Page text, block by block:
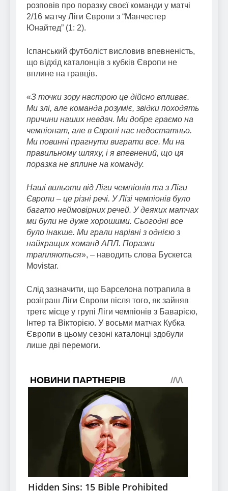
розповів про поразку своєї команди у матчі
2/16 матчу Ліги Європи з “Манчестер
Юнайтед” (1: 2).
Іспанський футболіст висловив впевненість,
що відхід каталонців з кубків Європи не
вплине на гравців.
«З точки зору настрою це дійсно впливає.
Ми злі, але команда розуміє, звідки походять
причини наших невдач. Ми добре граємо на
чемпіонат, але в Європі нас недостатньо.
Ми повинні прагнути виграти все. Ми на
правильному шляху, і я впевнений, що ця
поразка не вплине на команду.
Наші вильоти від Ліги чемпіонів та з Ліги
Європи – це різні речі. У Лізі чемпіонів було
багато неймовірних речей. У деяких матчах
ми були не дуже хорошими. Сьогодні все
було інакше. Ми грали нарівні з однією з
найкращих команд АПЛ. Поразки
трапляються», – наводить слова Бускетса
Movistar.
Слід зазначити, що Барселона потрапила в
розіграш Ліги Європи після того, як зайняв
третє місце у групі Ліги чемпіонів з Баварією,
Інтер та Вікторією. У восьми матчах Кубка
Європи в цьому сезоні каталонці здобули
лише дві перемоги.